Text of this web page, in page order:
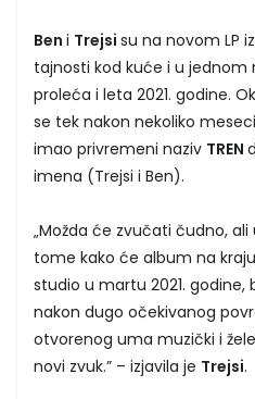
Ben i Trejsi su na novom LP
tajnosti kod kuće i u
proleća i leta 2021. godine.
se tek nakon nekoliko
imao privremeni naziv TREN
imena (Trejsi i Ben).
„Možda će zvučati čudno,
tome kako će album na
studio u martu 2021. godine,
nakon dugo očekivanog
otvorenog uma muzički i
novi zvuk.” – izjavila je Trejsi.